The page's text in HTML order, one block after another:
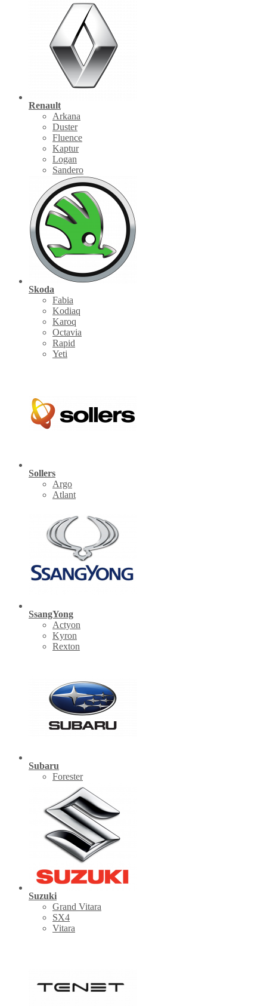
Renault
Arkana
Duster
Fluence
Kaptur
Logan
Sandero
Skoda
Fabia
Kodiaq
Karoq
Octavia
Rapid
Yeti
Sollers
Argo
Atlant
SsangYong
Actyon
Kyron
Rexton
Subaru
Forester
Suzuki
Grand Vitara
SX4
Vitara